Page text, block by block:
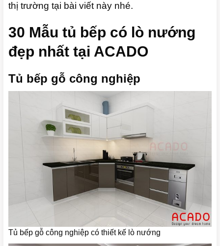
thị trường tại bài viết này nhé.
30 Mẫu tủ bếp có lò nướng
đẹp nhất tại ACADO
Tủ bếp gỗ công nghiệp
Tủ bếp gỗ công nghiệp có thiết kế lò nướng